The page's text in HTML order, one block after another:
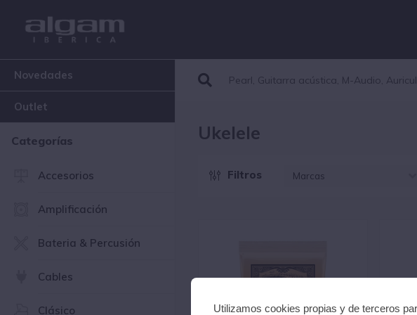
Novedades
Outlet
Categorías
Accesorios
Amplificación
Bateria & Percusión
Cables
Clásico
Ukelele
Filtros
Marcas
Utilizamos cookies propias y de terceros